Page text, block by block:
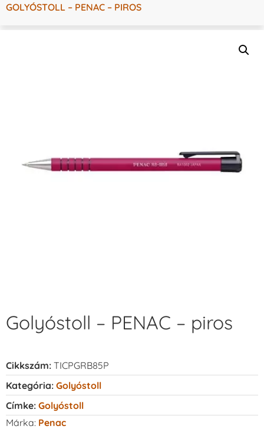
GOLYÓSTOLL – PENAC – PIROS
Golyóstoll – PENAC – piros
Cikkszám: TICPGRB85P
Kategória: Golyóstoll
Címke: Golyóstoll
Márka: Penac